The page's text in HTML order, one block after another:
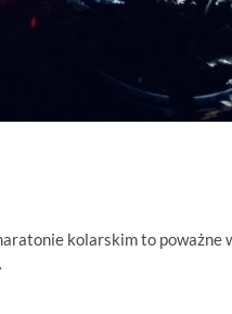
kolarskim to poważne